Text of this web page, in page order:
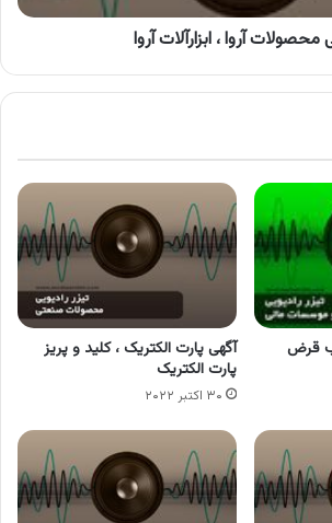
محصولات آروا ، ابزارآلات آروا
قرض
آگهی پارت الکتریک ، کلید و پریز
پارت الکتریک
۳۰ اکتبر ۲۰۲۲